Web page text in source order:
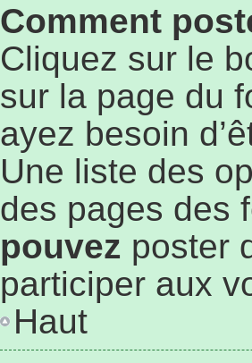
Comment
Cliquez sur le
sur la page du
ayez besoin
Une liste des
des pages des
pouvez poster
participer aux
Haut